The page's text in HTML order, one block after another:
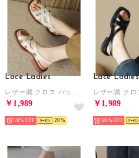
Lace Ladies
￥1,989
50% 20
Lace Ladies
￥1,989
50%